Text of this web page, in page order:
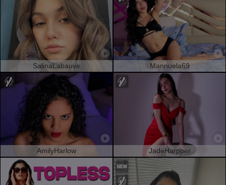
SalinaLabauve Mannuela69
AmilyHarlow JadeHarpper